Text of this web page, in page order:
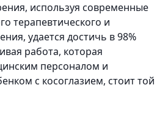
используя современные
терапевтического и
удается достичь в 98%
работа, которая
персоналом и
с косоглазием, стоит той